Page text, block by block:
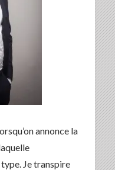
annonce la
Je transpire